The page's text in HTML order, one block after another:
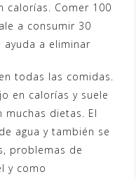
calorías. Comer 100
a consumir 30
ayuda a eliminar
todas las comidas.
en calorías y suele
muchas dietas. El
agua y también se
problemas de
y como